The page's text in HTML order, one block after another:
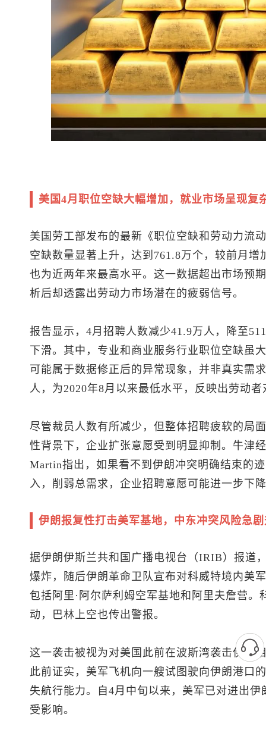
美国4月职位空缺大幅增加，就业市场呈现复
美国劳工部发布的最新《职位空缺和劳动力流
空缺数量显著上升，达到761.8万个，较前月
也为近两年来最高水平。这一数据超出市场预
析后却透露出劳动力市场潜在的疲弱信号。
报告显示，4月招聘人数减少41.9万人，降至
下滑。其中，专业和商业服务行业职位空缺虽
可能属于数据修正后的异常现象，并非真实需
人，为2020年8月以来最低水平，反映出劳动
尽管裁员人数有所减少，但整体招聘疲软的局
性背景下，企业扩张意愿受到明显抑制。牛津
Martin指出，如果看不到伊朗冲突明确结束的
入，削弱总需求，企业招聘意愿可能进一步下
伊朗报复性打击美军基地，中东冲突风险急
据伊朗伊斯兰共和国广播电视台（IRIB）报道
爆炸，随后伊朗革命卫队宣布对科威特境内美
包括阿里·阿尔萨利姆空军基地和阿里夫詹营
动，巴林上空也传出警报。
这一袭击被视为对美国此前在波斯湾袭击伊朗
此前证实，美军飞机向一艘试图驶向伊朗港口
失航行能力。自4月中旬以来，美军已对进出
受影响。